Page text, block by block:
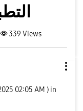
339 Views
02:05 AM ) in